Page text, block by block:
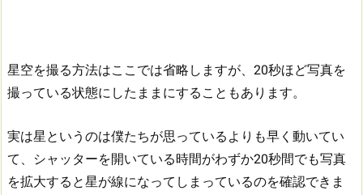
星空を撮る方法はここでは省略しますが、20秒ほど写真を
撮っている状態にしたままにすることもあります。
実は星というのは僕たちが思っているよりも早く動いてい
て、シャッターを開いている時間がわずか20秒間でも写真
を拡大すると星が線になってしまっているのを確認できま